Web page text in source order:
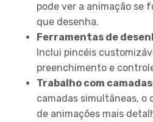
pode ver a animação se
que desenha.
Ferramentas de
Inclui pincéis
preenchimento e
Trabalho com
camadas simultâneas,
de animações mais